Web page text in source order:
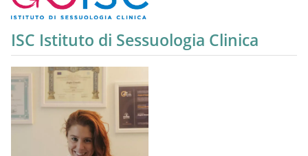
ISC Istituto di Sessuologia Clinica